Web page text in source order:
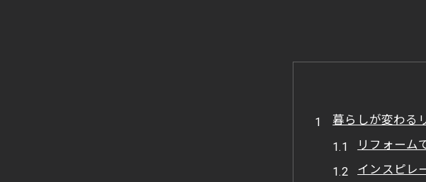
暮らしが変わる
リフォーム
インスピレ